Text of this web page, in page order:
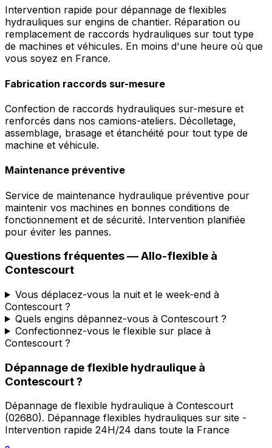
Intervention rapide pour dépannage de flexibles
hydrauliques sur engins de chantier. Réparation ou
remplacement de raccords hydrauliques sur tout type
de machines et véhicules. En moins d'une heure où que
vous soyez en France.
Fabrication raccords sur-mesure
Confection de raccords hydrauliques sur-mesure et
renforcés dans nos camions-ateliers. Décolletage,
assemblage, brasage et étanchéité pour tout type de
machine et véhicule.
Maintenance préventive
Service de maintenance hydraulique préventive pour
maintenir vos machines en bonnes conditions de
fonctionnement et de sécurité. Intervention planifiée
pour éviter les pannes.
Questions fréquentes —Allo-flexible à
Contescourt
Vous déplacez-vous la nuit et le week-end à
Contescourt ?
Quels engins dépannez-vous à Contescourt ?
Confectionnez-vous le flexible sur place à
Contescourt ?
Dépannage de flexible hydraulique à
Contescourt?
Dépannage de flexible hydraulique à Contescourt
(02680). Dépannage flexibles hydrauliques sur site -
Intervention rapide 24H/24 dans toute la France